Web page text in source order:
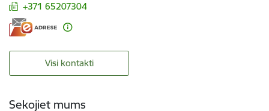
+371 65207304
Visi kontakti
Sekojiet mums